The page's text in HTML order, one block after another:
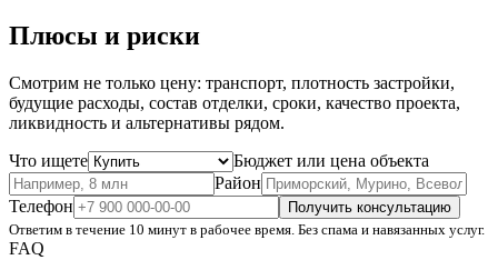
Плюсы и риски
Смотрим не только цену: транспорт, плотность застройки,
будущие расходы, состав отделки, сроки, качество проекта,
ликвидность и альтернативы рядом.
Что ищете
Бюджет или цена объекта
Район
Телефон
Получить консультацию
Ответим в течение 10 минут в рабочее время. Без спама и навязанных услуг.
FAQ